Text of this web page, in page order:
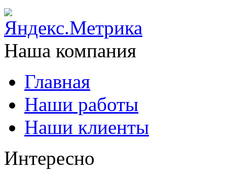
Наша компания
Главная
Наши работы
Наши клиенты
Интересно